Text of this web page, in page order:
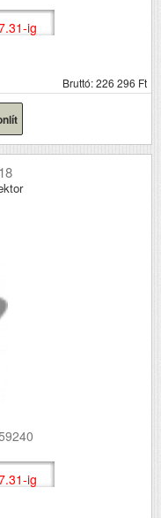
ig
Bruttó: 226 296 Ft
ig